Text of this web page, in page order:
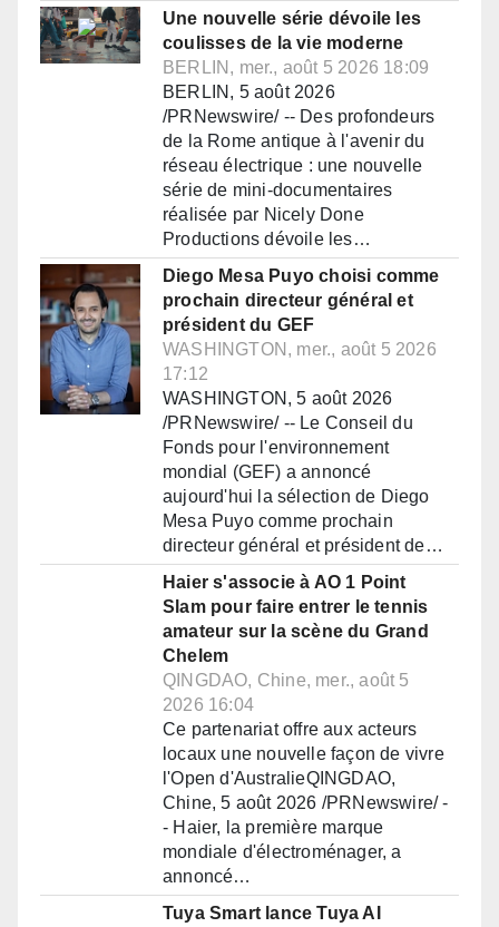
Une nouvelle série dévoile les
coulisses de la vie moderne
BERLIN, mer., août 5 2026 18:09
BERLIN, 5 août 2026
/PRNewswire/ -- Des profondeurs
de la Rome antique à l'avenir du
réseau électrique : une nouvelle
série de mini-documentaires
réalisée par Nicely Done
Productions dévoile les…
Diego Mesa Puyo choisi comme
prochain directeur général et
président du GEF
WASHINGTON, mer., août 5 2026
17:12
WASHINGTON, 5 août 2026
/PRNewswire/ -- Le Conseil du
Fonds pour l'environnement
mondial (GEF) a annoncé
aujourd'hui la sélection de Diego
Mesa Puyo comme prochain
directeur général et président de…
Haier s'associe à AO 1 Point
Slam pour faire entrer le tennis
amateur sur la scène du Grand
Chelem
QINGDAO, Chine, mer., août 5
2026 16:04
Ce partenariat offre aux acteurs
locaux une nouvelle façon de vivre
l'Open d'AustralieQINGDAO,
Chine, 5 août 2026 /PRNewswire/ -
- Haier, la première marque
mondiale d'électroménager, a
annoncé…
Tuya Smart lance Tuya AI